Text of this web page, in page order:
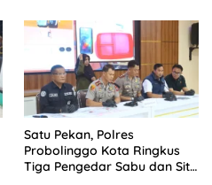
CCTV
Satu Pekan, Polres
Probolinggo Kota Ringkus
Tiga Pengedar Sabu dan Sita